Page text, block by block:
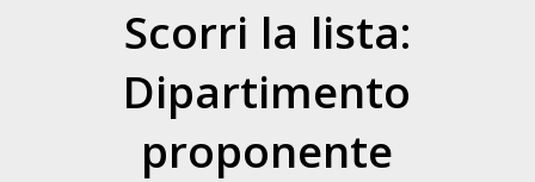
Scorri la lista:
Dipartimento
proponente